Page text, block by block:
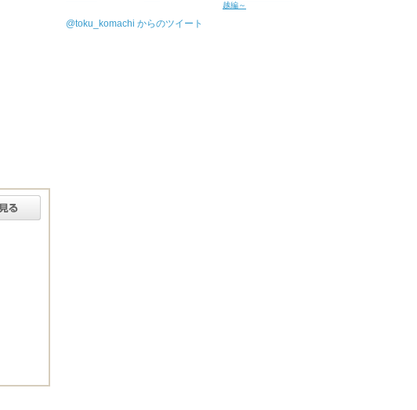
越編～
@toku_komachi からのツイート